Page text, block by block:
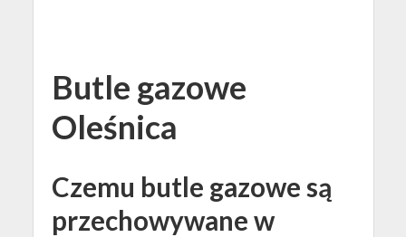
Butle gazowe
Oleśnica
Czemu butle gazowe są
przechowywane w